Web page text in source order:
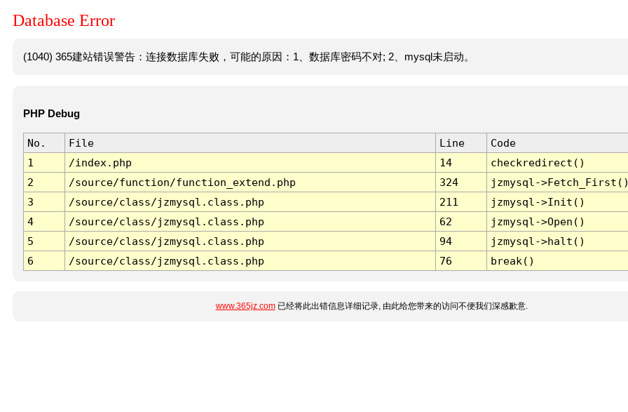
Database Error
(1040) 365建站错误警告：连接数据库失败，可能的原因：1、数据库密码不对; 2、mysql未启动。
PHP Debug
No. File Line
Code
1
/index.php 14
checkredirect()
2
/source/function/function_extend.php 324
jzmysql-
3
/source/class/jzmysql.class.php 211
jzmysql->Init()
4
/source/class/jzmysql.class.php 62
jzmysql->Open()
5
/source/class/jzmysql.class.php 94
jzmysql->halt()
6
/source/class/jzmysql.class.php 76 break()
www.365jz.com已经将此出错信息详细记录, 由此给您带来的访问不便我们深感歉意.